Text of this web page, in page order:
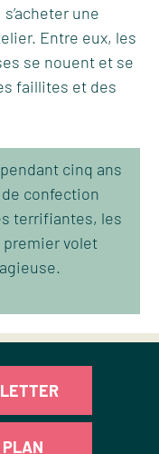
une
Entre eux, les
se nouent et se
faillites et des
cinq ans
de confection
terrifiantes, les
volet
PLAN